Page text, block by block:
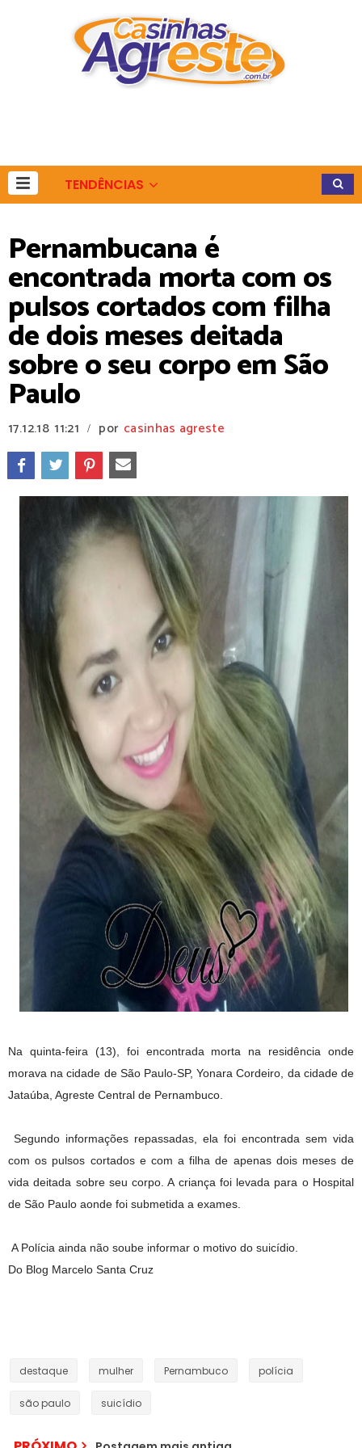
TENDÊNCIAS
Pernambucana é
encontrada morta com os
pulsos cortados com filha
de dois meses deitada
sobre o seu corpo em São
Paulo
17.12.18 11:21 / por casinhas agreste
Na quinta-feira (13), foi encontrada morta na residência onde
morava na cidade de São Paulo-SP, Yonara Cordeiro, da cidade de
Jataúba, Agreste Central de Pernambuco.
Segundo informações repassadas, ela foi encontrada sem vida
com os pulsos cortados e com a filha de apenas dois meses de
vida deitada sobre seu corpo. A criança foi levada para o Hospital
de São Paulo aonde foi submetida a exames.
A Polícia ainda não soube informar o motivo do suicídio.
Do Blog Marcelo Santa Cruz
destaque mulher Pernambuco polícia
são paulo suicídio